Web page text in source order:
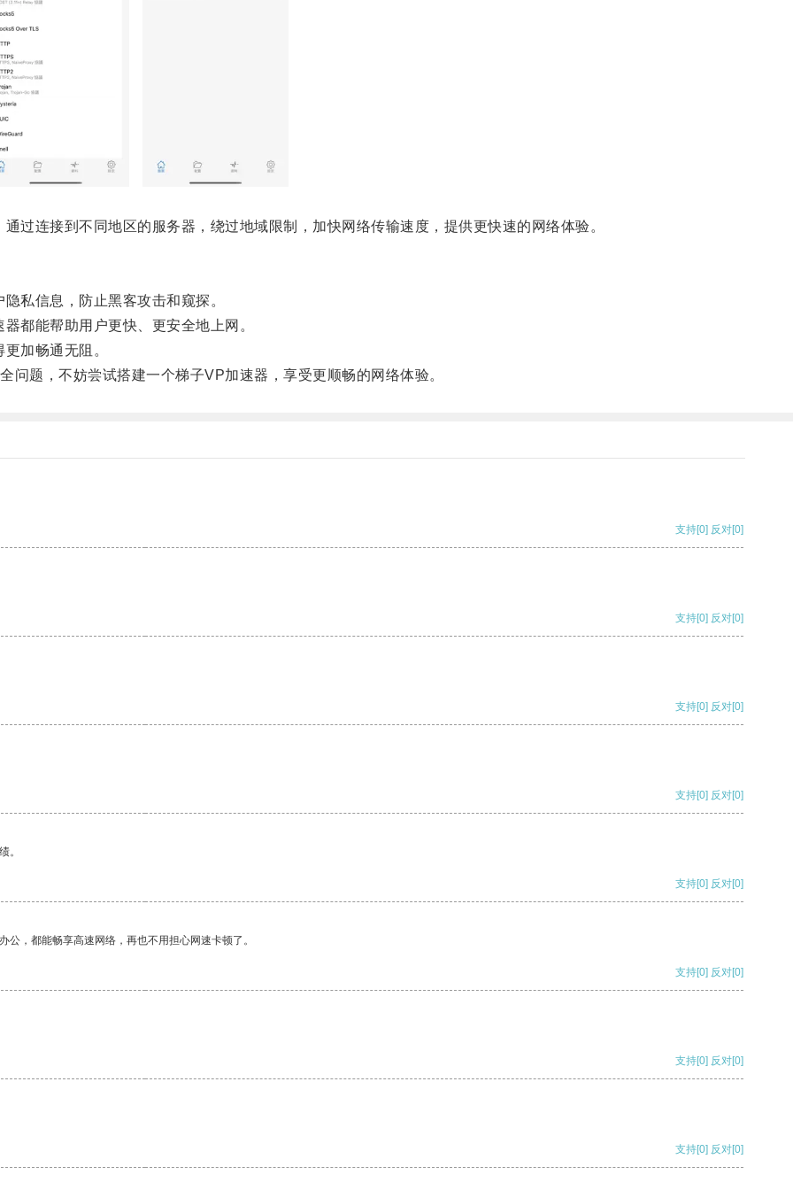
连接到不同地区的服务器，绕过地域限制，加快网络传输速度，提供更快速的网络体验。
信息，防止黑客攻击和窥探。
能帮助用户更快、更安全地上网。
加畅通无阻。
题，不妨尝试搭建一个梯子VP加速器，享受更顺畅的网络体验。
支持[0] 反对[0]
支持[0] 反对[0]
支持[0] 反对[0]
支持[0] 反对[0]
。
支持[0] 反对[0]
，都能畅享高速网络，再也不用担心网速卡顿了。
支持[0] 反对[0]
支持[0] 反对[0]
支持[0] 反对[0]